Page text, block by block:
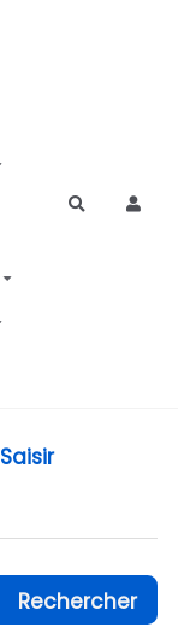
Rechercher
Saisir